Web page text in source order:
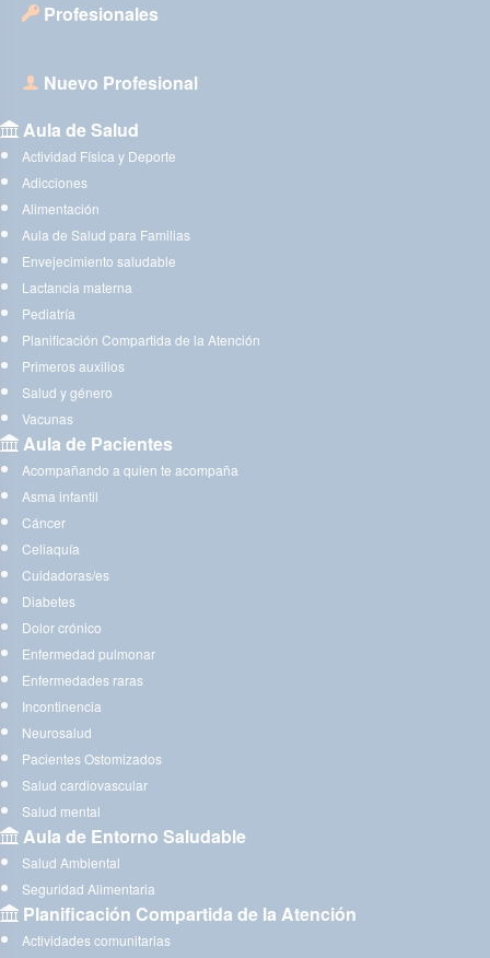
Profesionales
Nuevo Profesional
Aula de Salud
Actividad Física y Deporte
Adicciones
Alimentación
Aula de Salud para Familias
Envejecimiento saludable
Lactancia materna
Pediatría
Planificación Compartida de la Atención
Primeros auxilios
Salud y género
Vacunas
Aula de Pacientes
Acompañando a quien te acompaña
Asma infantil
Cáncer
Celiaquía
Cuidadoras/es
Diabetes
Dolor crónico
Enfermedad pulmonar
Enfermedades raras
Incontinencia
Neurosalud
Pacientes Ostomizados
Salud cardiovascular
Salud mental
Aula de Entorno Saludable
Salud Ambiental
Seguridad Alimentaria
Planificación Compartida de la Atención
Actividades comunitarias